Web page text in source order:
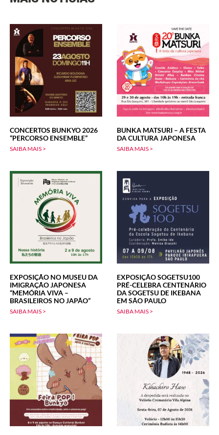
CONCERTOS BUNKYO 2026
“PERCORSO ENSEMBLE”
SAIBA MAIS >
BUNKA MATSURI – A FESTA
DA CULTURA JAPONESA
SAIBA MAIS >
EXPOSIÇÃO NO MUSEU DA
IMIGRAÇÃO JAPONESA
“MEMÓRIA VIVA –
BRASILEIROS NO JAPÃO”
SAIBA MAIS >
EXPOSIÇÃO SOGETSU100
PRÉ-CELEBRA CENTENÁRIO
DA SOGETSU DE IKEBANA
EM SÃO PAULO
SAIBA MAIS >